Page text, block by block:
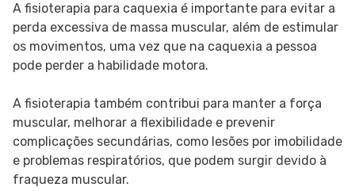
A fisioterapia para caquexia é importante para evitar a
perda excessiva de massa muscular, além de estimular
os movimentos, uma vez que na caquexia a pessoa
pode perder a habilidade motora.
A fisioterapia também contribui para manter a força
muscular, melhorar a flexibilidade e prevenir
complicações secundárias, como lesões por imobilidade
e problemas respiratórios, que podem surgir devido à
fraqueza muscular.